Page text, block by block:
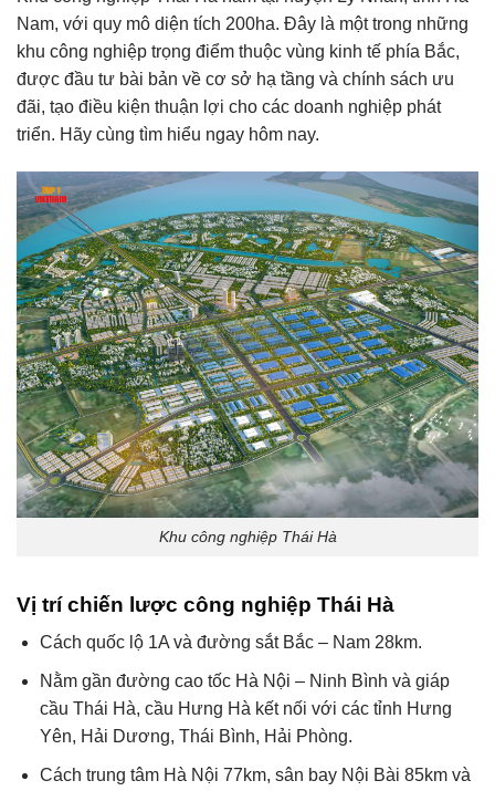
Nam, với quy mô diện tích 200ha. Đây là một trong những
khu công nghiệp trọng điểm thuộc vùng kinh tế phía Bắc,
được đầu tư bài bản về cơ sở hạ tầng và chính sách ưu
đãi, tạo điều kiện thuận lợi cho các doanh nghiệp phát
triển. Hãy cùng tìm hiểu ngay hôm nay.
Khu công nghiệp Thái Hà
Vị trí chiến lược công nghiệp Thái Hà
Cách quốc lộ 1A và đường sắt Bắc – Nam 28km.
Nằm gần đường cao tốc Hà Nội – Ninh Bình và giáp
cầu Thái Hà, cầu Hưng Hà kết nối với các tỉnh Hưng
Yên, Hải Dương, Thái Bình, Hải Phòng.
Cách trung tâm Hà Nội 77km, sân bay Nội Bài 85km và